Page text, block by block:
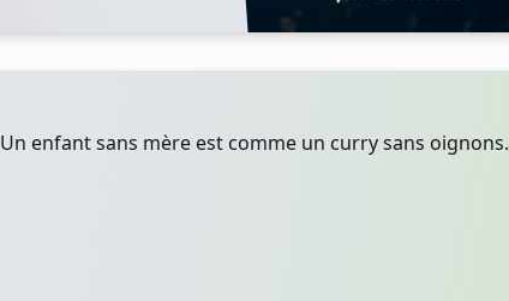
Un enfant sans mère est comme un curry sans oignons.